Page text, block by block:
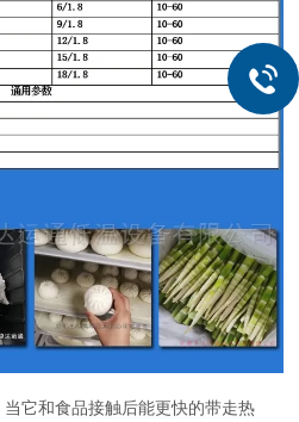
它和食品接触后能更快的带走热